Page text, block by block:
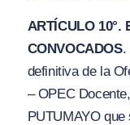
ARTÍCULO 10°.
CONVOCADOS.
definitiva de la
– OPEC
PUTUMAYO